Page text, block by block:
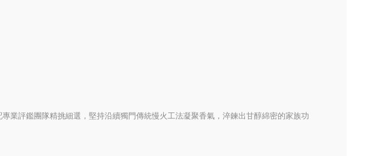
業評鑑團隊精挑細選，堅持沿續獨門傳統慢火工法凝聚香氣，淬鍊出甘醇綿密的家族功